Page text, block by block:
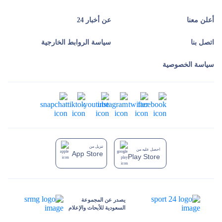
يصدر عن المجموعة
السعودية للأبحاث والإعلام
أعلن معنا عن أخبار 24
اتصل بنا سياسة الروابط الخارجية
سياسة الخصوصية
تنزيل من
App Store
احصل عليه من
Play Store